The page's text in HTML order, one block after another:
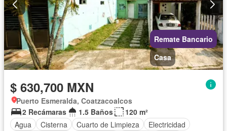
Remate Bancario
Casa
$ 630,700 MXN
Puerto Esmeralda, Coatzacoalcos
2 Recámaras
1.5 Baños
120 m²
Agua
Cisterna Cuarto de Limpieza
Electricidad